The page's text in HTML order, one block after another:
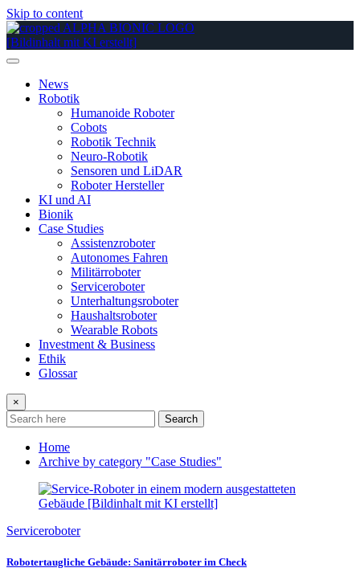
Skip to content
News
Robotik
Humanoide Roboter
Cobots
Robotik Technik
Neuro-Robotik
Sensoren und LiDAR
Roboter Hersteller
KI und AI
Bionik
Case Studies
Assistenzroboter
Autonomes Fahren
Militärroboter
Serviceroboter
Unterhaltungsroboter
Haushaltsroboter
Wearable Robots
Investment & Business
Ethik
Glossar
×
Search
Home
Archive by category "Case Studies"
Serviceroboter
Robotertaugliche Gebäude: Sanitärroboter im Check